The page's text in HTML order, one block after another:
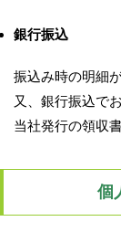
銀行振込
振込み時の明細
又、銀行振込で
当社発行の領収
個